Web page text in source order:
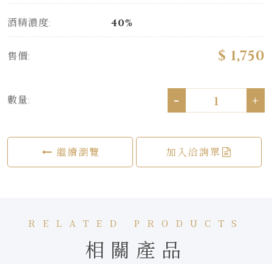
酒精濃度: 40%
售價: $ 1,750
數量: - +
繼續瀏覽 加入洽詢單
RELATED PRODUCTS
相關產品